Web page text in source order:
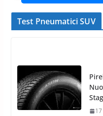
Test Pneumatici SUV
di